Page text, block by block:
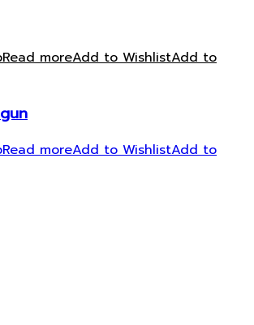
Read moreAdd to WishlistAdd to
Read moreAdd to WishlistAdd to